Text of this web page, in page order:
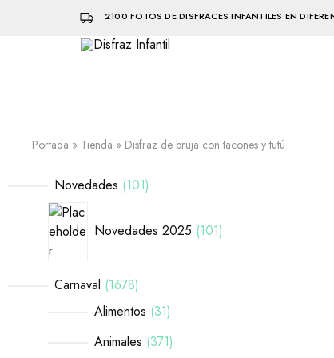
2100 FOTOS DE DISFRACES INFANTILES EN
hacen
la
Portada » Tienda » Disfraz de bruja con tacones y tutú
Novedades 101
Novedades 2025 101
Carnaval 1678
Alimentos 31
Animales 371